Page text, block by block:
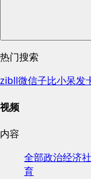
热门搜索
zibll微信子比小呆发
视频
内容
全部政治经济
育